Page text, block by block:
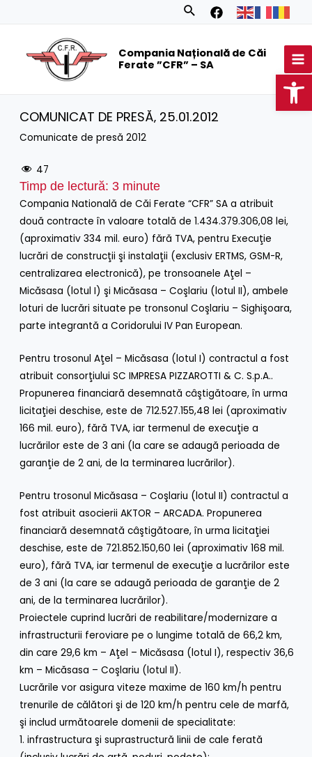
Search
Compania Națională de Căi
Ferate ”CFR” – SA
COMUNICAT DE PRESĂ‚ 25.01.2012
Comunicate de presă 2012
47
Timp de lectură: 3 minute
Compania Natională de Căi Ferate “CFR” SA a atribuit
două contracte în valoare totală de 1.434.379.306,08 lei,
(aproximativ 334 mil. euro) fără TVA, pentru Execuţie
lucrări de construcţii şi instalaţii (exclusiv ERTMS, GSM-R,
centralizarea electronică), pe tronsoanele Aţel –
Micăsasa (lotul I) şi Micăsasa – Coşlariu (lotul II), ambele
loturi de lucrări situate pe tronsonul Coşlariu – Sighişoara,
parte integrantă a Coridorului IV Pan European.
Pentru trosonul Aţel – Micăsasa (lotul I) contractul a fost
atribuit consorţiului SC IMPRESA PIZZAROTTI & C. S.p.A..
Propunerea financiară desemnată câştigătoare, în urma
licitaţiei deschise, este de 712.527.155,48 lei (aproximativ
166 mil. euro), fără TVA, iar termenul de execuţie a
lucrărilor este de 3 ani (la care se adaugă perioada de
garanţie de 2 ani, de la terminarea lucrărilor).
Pentru trosonul Micăsasa – Coşlariu (lotul II) contractul a
fost atribuit asocierii AKTOR – ARCADA. Propunerea
financiară desemnată câştigătoare, în urma licitaţiei
deschise, este de 721.852.150,60 lei (aproximativ 168 mil.
euro), fără TVA, iar termenul de execuţie a lucrărilor este
de 3 ani (la care se adaugă perioada de garanţie de 2
ani, de la terminarea lucrărilor).
Proiectele cuprind lucrări de reabilitare/modernizare a
infrastructurii feroviare pe o lungime totală de 66,2 km,
din care 29,6 km – Aţel – Micăsasa (lotul I), respectiv 36,6
km – Micăsasa – Coşlariu (lotul II).
Lucrările vor asigura viteze maxime de 160 km/h pentru
trenurile de călători şi de 120 km/h pentru cele de marfă,
şi includ următoarele domenii de specialitate:
1. infrastructura şi suprastructură linii de cale ferată